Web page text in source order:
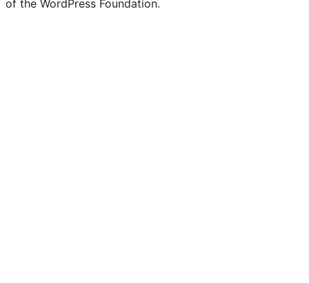
of the WordPress Foundation.